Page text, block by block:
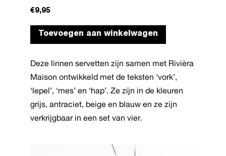
€9,95
Toevoegen aan winkelwagen
Deze linnen servetten zijn samen met Rivièra
Maison ontwikkeld met de teksten ‘vork’,
‘lepel’, ‘mes’ en ‘hap’. Ze zijn in de kleuren
grijs, antraciet, beige en blauw en ze zijn
verkrijgbaar in een set van vier.